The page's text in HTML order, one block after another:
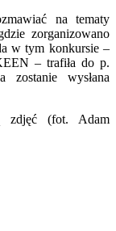
na tematy
zorganizowano
w tym konkursie –
– trafiła do p.
zostanie wysłana
zdjęć (fot. Adam